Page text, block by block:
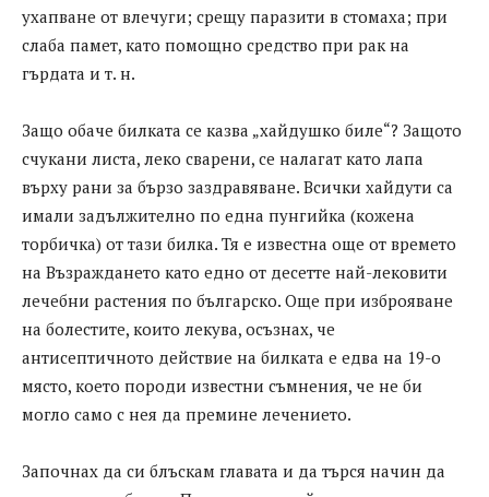
ухапване от влечуги; срещу паразити в стомаха; при
слаба памет, като помощно средство при рак на
гърдата и т. н.
Защо обаче билката се казва „хайдушко биле“? Защото
счукани листа, леко сварени, се налагат като лапа
върху рани за бързо заздравяване. Всички хайдути са
имали задължително по една пунгийка (кожена
торбичка) от тази билка. Тя е известна още от времето
на Възраждането като едно от десетте най-лековити
лечебни растения по българско. Още при изброяване
на болестите, които лекува, осъзнах, че
антисептичното действие на билката е едва на 19-о
място, което породи известни съмнения, че не би
могло само с нея да премине лечението.
Започнах да си блъскам главата и да търся начин да